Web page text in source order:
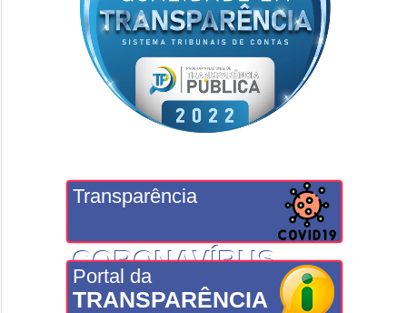
Transparência
CORONAVÍRUS
Portal da
TRANSPARÊNCIA